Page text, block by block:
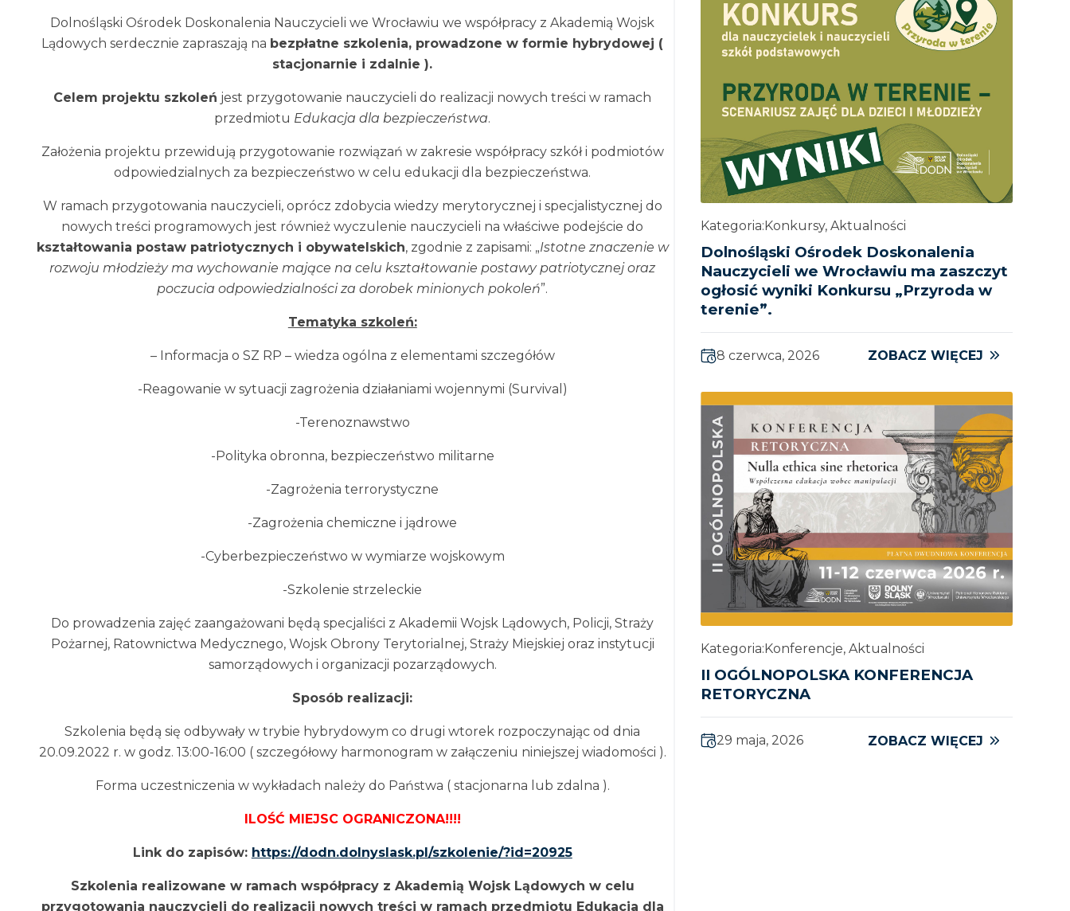
Dolnośląski Ośrodek Doskonalenia Nauczycieli we Wrocławiu we współpracy z Akademią Wojsk
Lądowych serdecznie zapraszają na bezpłatne szkolenia, prowadzone w formie hybrydowej (
stacjonarnie i zdalnie ).
Celem projektu szkoleń jest przygotowanie nauczycieli do realizacji nowych treści w ramach
przedmiotu Edukacja dla bezpieczeństwa.
Założenia projektu przewidują przygotowanie rozwiązań w zakresie współpracy szkół i podmiotów
odpowiedzialnych za bezpieczeństwo w celu edukacji dla bezpieczeństwa.
W ramach przygotowania nauczycieli, oprócz zdobycia wiedzy merytorycznej i specjalistycznej do
nowych treści programowych jest również wyczulenie nauczycieli na właściwe podejście do
kształtowania postaw patriotycznych i obywatelskich, zgodnie z zapisami: „Istotne znaczenie w
rozwoju młodzieży ma wychowanie mające na celu kształtowanie postawy patriotycznej oraz
poczucia odpowiedzialności za dorobek minionych pokoleń”.
Tematyka szkoleń:
– Informacja o SZ RP – wiedza ogólna z elementami szczegółów
-Reagowanie w sytuacji zagrożenia działaniami wojennymi (Survival)
-Terenoznawstwo
-Polityka obronna, bezpieczeństwo militarne
-Zagrożenia terrorystyczne
-Zagrożenia chemiczne i jądrowe
-Cyberbezpieczeństwo w wymiarze wojskowym
-Szkolenie strzeleckie
Do prowadzenia zajęć zaangażowani będą specjaliści z Akademii Wojsk Lądowych, Policji, Straży
Pożarnej, Ratownictwa Medycznego, Wojsk Obrony Terytorialnej, Straży Miejskiej oraz instytucji
samorządowych i organizacji pozarządowych.
Sposób realizacji:
Szkolenia będą się odbywały w trybie hybrydowym co drugi wtorek rozpoczynając od dnia
20.09.2022 r. w godz. 13:00-16:00 ( szczegółowy harmonogram w załączeniu niniejszej wiadomości ).
Forma uczestniczenia w wykładach należy do Państwa ( stacjonarna lub zdalna ).
ILOŚĆ MIEJSC OGRANICZONA!!!!
Link do zapisów: https://dodn.dolnyslask.pl/szkolenie/?id=20925
Szkolenia realizowane w ramach współpracy z Akademią Wojsk Lądowych w celu
przygotowania nauczycieli do realizacji nowych treści w ramach przedmiotu Edukacja dla
Kategoria:Konkursy, Aktualności
Dolnośląski Ośrodek Doskonalenia
Nauczycieli we Wrocławiu ma zaszczyt
ogłosić wyniki Konkursu „Przyroda w
terenie”.
8 czerwca, 2026 ZOBACZ WIĘCEJ
Kategoria:Konferencje, Aktualności
II OGÓLNOPOLSKA KONFERENCJA
RETORYCZNA
29 maja, 2026 ZOBACZ WIĘCEJ